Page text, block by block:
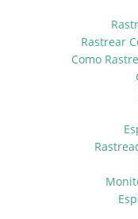
Rastrear
Como